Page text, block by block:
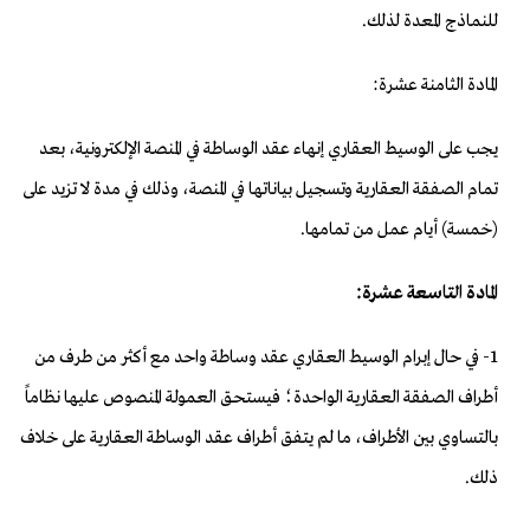
للنماذج المعدة لذلك.
المادة الثامنة عشرة:
يجب على الوسيط العقاري إنهاء عقد الوساطة في المنصة الإلكترونية، بعد
تمام الصفقة العقارية وتسجيل بياناتها في المنصة، وذلك في مدة لا تزيد على
(خمسة) أيام عمل من تمامها.
المادة التاسعة عشرة:
1- في حال إبرام الوسيط العقاري عقد وساطة واحد مع أكثر من طرف من
أطراف الصفقة العقارية الواحدة؛ فيستحق العمولة المنصوص عليها نظاماً
بالتساوي بين الأطراف، ما لم يتفق أطراف عقد الوساطة العقارية على خلاف
ذلك.